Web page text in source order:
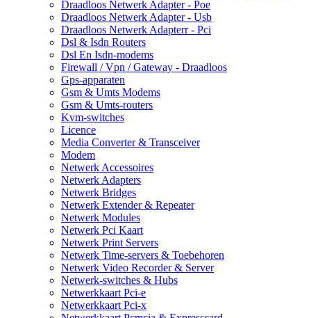
Draadloos Netwerk Adapter - Poe
Draadloos Netwerk Adapter - Usb
Draadloos Netwerk Adapterr - Pci
Dsl & Isdn Routers
Dsl En Isdn-modems
Firewall / Vpn / Gateway - Draadloos
Gps-apparaten
Gsm & Umts Modems
Gsm & Umts-routers
Kvm-switches
Licence
Media Converter & Transceiver
Modem
Netwerk Accessoires
Netwerk Adapters
Netwerk Bridges
Netwerk Extender & Repeater
Netwerk Modules
Netwerk Pci Kaart
Netwerk Print Servers
Netwerk Time-servers & Toebehoren
Netwerk Video Recorder & Server
Netwerk-switches & Hubs
Netwerkkaart Pci-e
Netwerkkaart Pci-x